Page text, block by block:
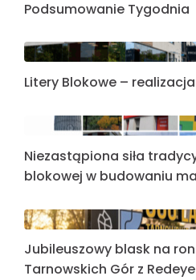
Podsumowanie Tygodnia
Litery Blokowe – realizacja
Niezastąpiona siła
blokowej w budowaniu
Jubileuszowy blask na
Tarnowskich Gór z Redeye